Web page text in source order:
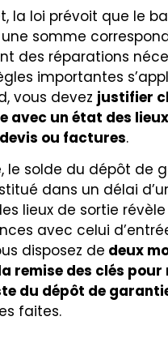
la loi prévoit que le
somme
des réparations
importantes
vous devez justifier
avec un état des
ou factures.
le solde du dépôt de
dans un délai
lieux de sortie
avec celui
disposez de deux
remise des clés
du dépôt de
faites.